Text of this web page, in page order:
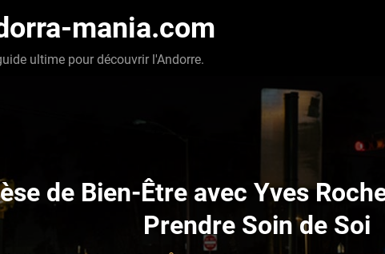
mania.com
ultime pour découvrir l'Andorre.
de Bien-Être avec Yves
Prendre Soin de Soi